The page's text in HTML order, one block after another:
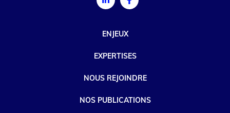
ENJEUX
EXPERTISES
NOUS REJOINDRE
NOS PUBLICATIONS